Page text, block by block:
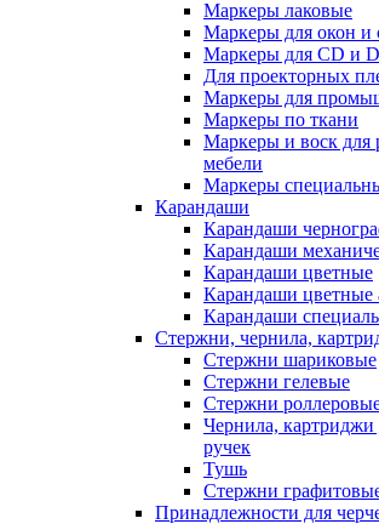
Маркеры лаковые
Маркеры для окон и
Маркеры для CD и
Для проекторных
Маркеры для
Маркеры по ткани
Маркеры и воск для
мебели
Маркеры
Карандаши
Карандаши
Карандаши
Карандаши цветные
Карандаши цветные
Карандаши
Стержни, чернила,
Стержни шариковые
Стержни гелевые
Стержни
Чернила, картриджи
ручек
Тушь
Стержни
Принадлежности для